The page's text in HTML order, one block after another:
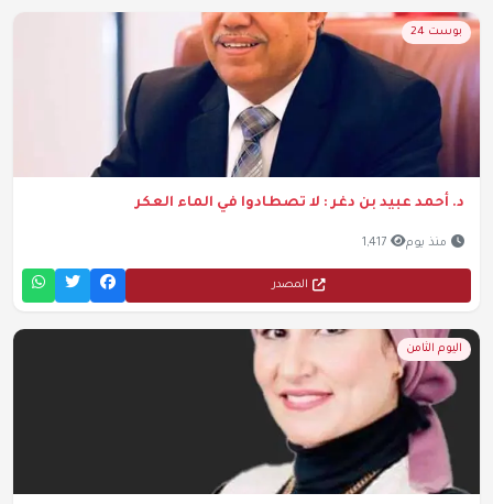
بوست 24
د. أحمد عبيد بن دغر : لا تصطادوا في الماء العكر
منذ يوم 1,417
المصدر
اليوم الثامن